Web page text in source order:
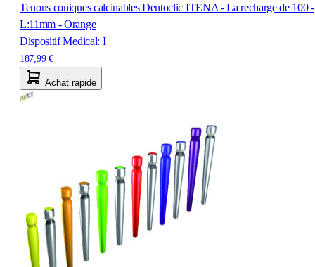
Tenons coniques calcinables Dentoclic ITENA - La recharge de 100 -
L:11mm - Orange
Dispositif Medical: I
187,99 €
Achat rapide